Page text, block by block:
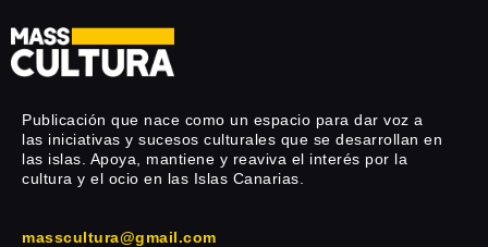
Publicación que nace como un espacio para dar voz a
las iniciativas y sucesos culturales que se desarrollan en
las islas. Apoya, mantiene y reaviva el interés por la
cultura y el ocio en las Islas Canarias.
masscultura@gmail.com